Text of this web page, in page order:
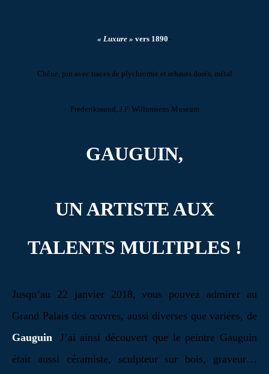
« Luxure » vers 1890–
Chêne, pin avec traces de plychromie et rehauts dorés, métal
Frederikssund, J.F. Willumsens Museum
GAUGUIN,
UN ARTISTE AUX
TALENTS MULTIPLES !
Jusqu’au 22 janvier 2018, vous pouvez admirer au
Grand Palais des œuvres, aussi diverses que variées, de
Gauguin. J’ai ainsi découvert que le peintre Gauguin
était aussi céramiste, sculpteur sur bois, graveur…